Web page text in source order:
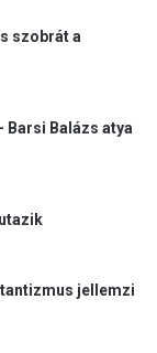
szobrát a
Barsi Balázs atya
jellemzi